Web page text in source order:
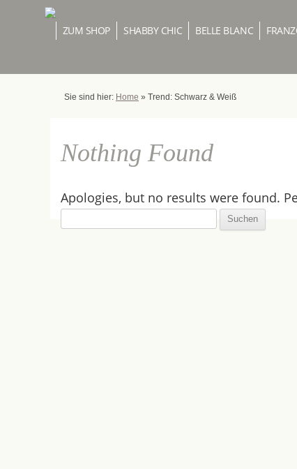
ZUM SHOP SHABBY CHIC BELLE BLANC
Sie sind hier: Home » Trend: Schwarz & Weiß
Nothing Found
Apologies, but no results were found.